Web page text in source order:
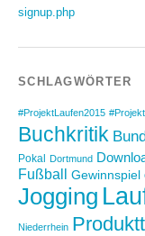
signup.php
SCHLAGWÖRTER
#ProjektLaufen2015
Buchkritik
Pokal
Dortmund
Fußball Gewinnspiel
Jogging
Niederrhein